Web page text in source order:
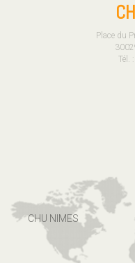
Place du
Tél.
CHU NIMES